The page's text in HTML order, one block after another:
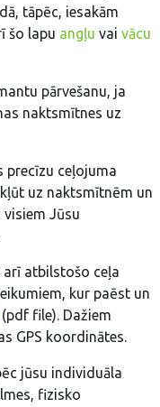
tāpēc, iesakām
šo lapu angļu vai vācu
pārvešanu, ja
naktsmītnes uz
precīzu ceļojuma
uz naktsmītnēm un
Jūsu
atbilstošo ceļa
kur paēst un
(pdf file). Dažiem
GPS koordinātes.
jūsu individuāla
fizisko